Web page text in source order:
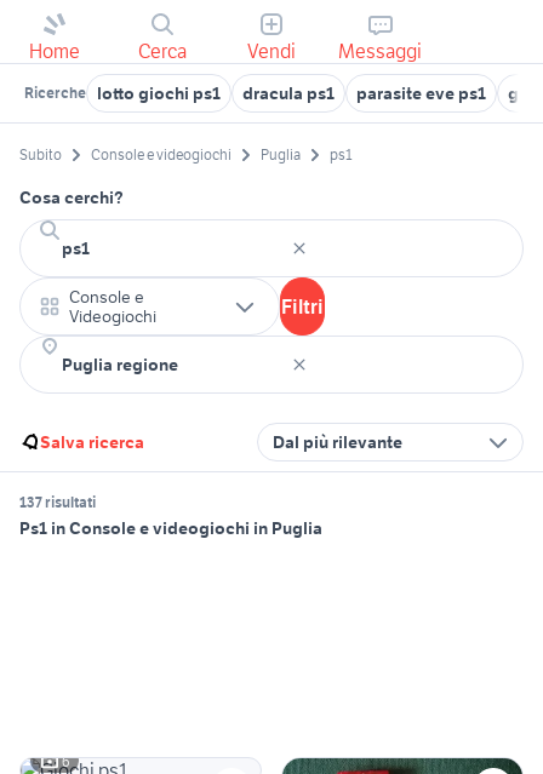
Home Cerca Vendi Messaggi
Ricerche lotto giochi ps1 dracula ps1 parasite eve ps1
Subito Console e videogiochi Puglia ps1
Cosa cerchi?
Console e
Videogiochi
Filtri
Salva ricerca Dal più rilevante
137 risultati
Ps1 in Console e videogiochi in Puglia
6